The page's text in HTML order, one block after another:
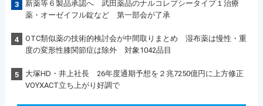
3
新薬等６製品承認へ 武田薬品のナルコレプシータイプ１治療
薬・オーゼイフル錠など 第一部会が了承
4
OTC類似薬の技術的検討会が中間取りまとめ 湿布薬は慢性・重
度の変形性膝関節症は除外 対象1042品目
5
大塚HD・井上社長 26年度通期予想を２兆7250億円に上方修正
VOYXACT立ち上がり好調で